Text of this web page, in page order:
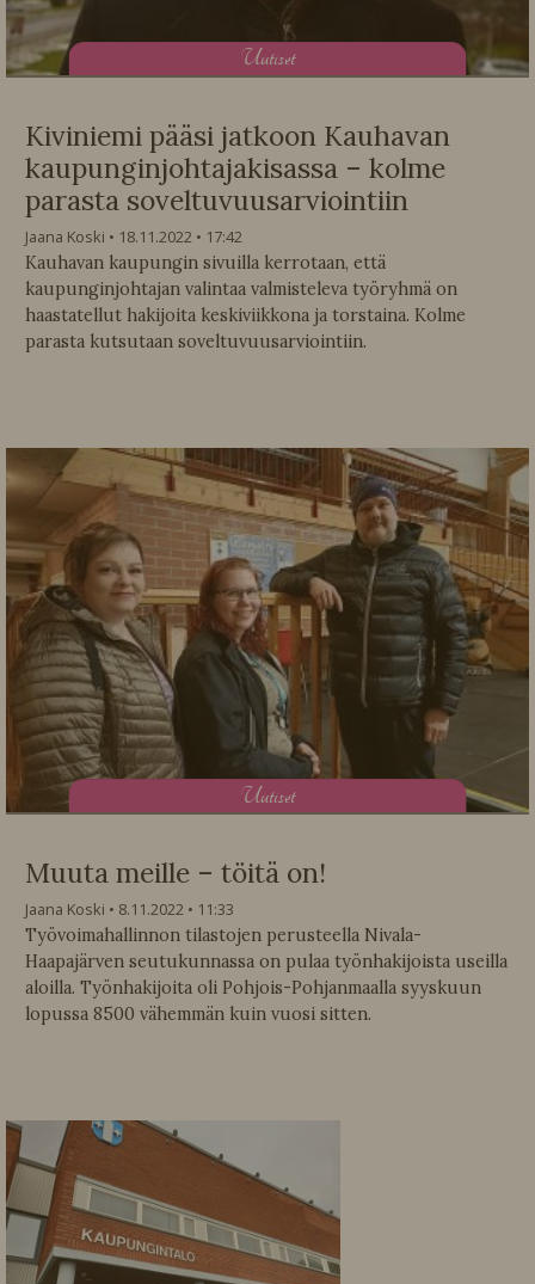
Uutiset
Kiviniemi pääsi jatkoon Kauhavan
kaupunginjohtajakisassa – kolme
parasta soveltuvuusarviointiin
Jaana Koski 18.11.2022
17:42
Kauhavan kaupungin sivuilla kerrotaan, että
kaupunginjohtajan valintaa valmisteleva työryhmä on
haastatellut hakijoita keskiviikkona ja torstaina. Kolme
parasta kutsutaan soveltuvuusarviointiin.
Uutiset
Muuta meille – töitä on!
Jaana Koski 8.11.2022
11:33
Työvoimahallinnon tilastojen perusteella Nivala-
Haapajärven seutukunnassa on pulaa työnhakijoista useilla
aloilla. Työnhakijoita oli Pohjois-Pohjanmaalla syyskuun
lopussa 8500 vähemmän kuin vuosi sitten.